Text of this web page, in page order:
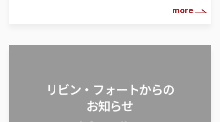
more